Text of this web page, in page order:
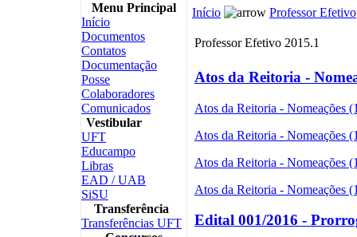
Menu Principal
Início
Documentos
Contatos
Documentação
Posse
Colaboradores
Comunicados
Vestibular
UFT
Educampo
Libras
EAD / UAB
SiSU
Transferência
Transferências UFT
Início Professor Efetivo
Professor Efetivo 2015.1
Atos da Reitoria -
Atos da Reitoria - Nomeações
Atos da Reitoria - Nomeações
Atos da Reitoria - Nomeações
Atos da Reitoria - Nomeações
Edital 001/2016 -